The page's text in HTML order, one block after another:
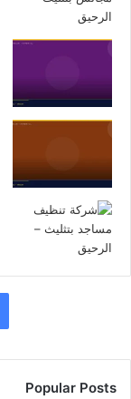
Popular Posts